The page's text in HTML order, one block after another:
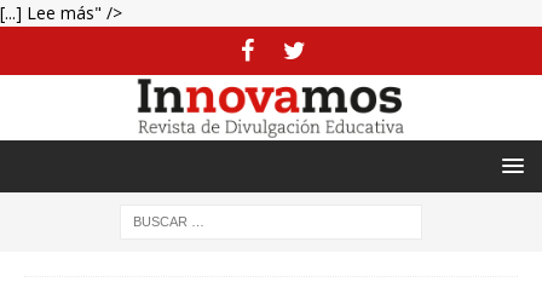
[...] Lee más" />